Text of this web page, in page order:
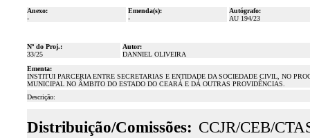
Anexo:
-
Emenda(s):
-
Autógrafo:
AU 194/23
Nº do Proj.:
33/25
Autor:
DANNIEL OLIVEIRA
Ementa:
INSTITUI PARCERIA ENTRE SECRETARIAS E ENTIDADE DA SOCIEDADE CIVIL, NO
MUNICIPAL NO ÂMBITO DO ESTADO DO CEARÁ E DÁ OUTRAS PROVIDÊNCIAS.
Descrição:
Distribuição/Comissões: CCJR/CEB/